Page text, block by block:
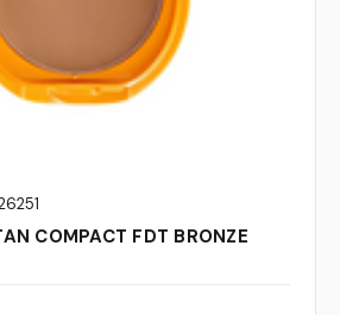
COMPACT FDT BRONZE